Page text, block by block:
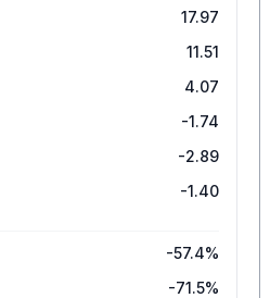
17.97
11.51
4.07
-1.74
-2.89
-1.40
-57.4%
-71.5%